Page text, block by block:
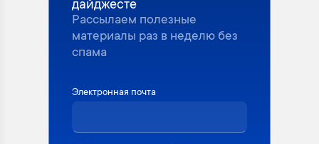
дайджесте
Рассылаем полезные
материалы раз в неделю без
спама
Электронная почта